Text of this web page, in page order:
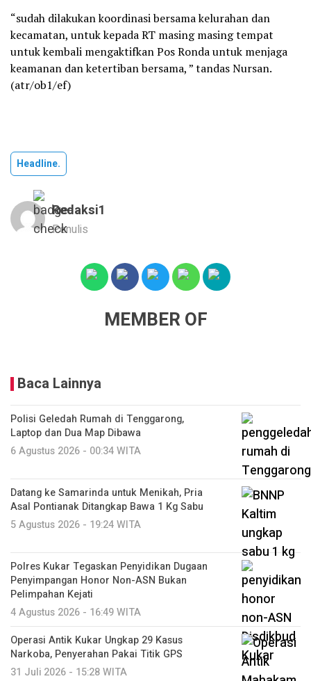
“sudah dilakukan koordinasi bersama kelurahan dan
kecamatan, untuk kepada RT masing masing tempat
untuk kembali mengaktifkan Pos Ronda untuk menjaga
keamanan dan ketertiban bersama, ” tandas Nursan.
(atr/ob1/ef)
Headline.
Redaksi1
Penulis
MEMBER OF
Baca Lainnya
Polisi Geledah Rumah di Tenggarong,
Laptop dan Dua Map Dibawa
6 Agustus 2026 - 00:34 WITA
Datang ke Samarinda untuk Menikah, Pria
Asal Pontianak Ditangkap Bawa 1 Kg Sabu
5 Agustus 2026 - 19:24 WITA
Polres Kukar Tegaskan Penyidikan Dugaan
Penyimpangan Honor Non-ASN Bukan
Pelimpahan Kejati
4 Agustus 2026 - 16:49 WITA
Operasi Antik Kukar Ungkap 29 Kasus
Narkoba, Penyerahan Pakai Titik GPS
31 Juli 2026 - 15:28 WITA